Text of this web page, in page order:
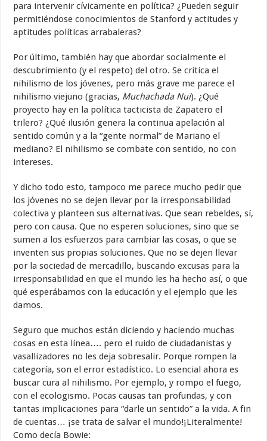
para intervenir cívicamente en política? ¿Pueden seguir
permitiéndose conocimientos de Stanford y actitudes y
aptitudes políticas arrabaleras?
Por último, también hay que abordar socialmente el
descubrimiento (y el respeto) del otro. Se critica el
nihilismo de los jóvenes, pero más grave me parece el
nihilismo viejuno (gracias, Muchachada Nui). ¿Qué
proyecto hay en la política tacticista de Zapatero el
trilero? ¿Qué ilusión genera la continua apelación al
sentido común y a la “gente normal” de Mariano el
mediano? El nihilismo se combate con sentido, no con
intereses.
Y dicho todo esto, tampoco me parece mucho pedir que
los jóvenes no se dejen llevar por la irresponsabilidad
colectiva y planteen sus alternativas. Que sean rebeldes, sí,
pero con causa. Que no esperen soluciones, sino que se
sumen a los esfuerzos para cambiar las cosas, o que se
inventen sus propias soluciones. Que no se dejen llevar
por la sociedad de mercadillo, buscando excusas para la
irresponsabilidad en que el mundo les ha hecho así, o que
qué esperábamos con la educación y el ejemplo que les
damos.
Seguro que muchos están diciendo y haciendo muchas
cosas en esta línea…. pero el ruido de ciudadanistas y
vasallizadores no les deja sobresalir. Porque rompen la
categoría, son el error estadístico. Lo esencial ahora es
buscar cura al nihilismo. Por ejemplo, y rompo el fuego,
con el ecologismo. Pocas causas tan profundas, y con
tantas implicaciones para “darle un sentido” a la vida. A fin
de cuentas… ¡se trata de salvar el mundo!¡Literalmente!
Como decía Bowie: